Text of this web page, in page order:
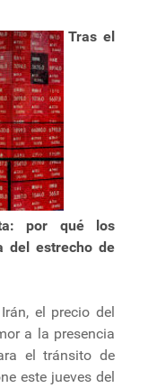
Tras el
por qué los
del estrecho de
el precio del
a la presencia
el tránsito de
este jueves del